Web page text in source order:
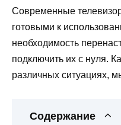
Современные
готовыми к
необходимость
подключить их с нуля.
различных ситуациях,
Содержание